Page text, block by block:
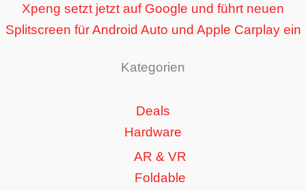
Xpeng setzt jetzt auf Google und führt neuen
Splitscreen für Android Auto und Apple Carplay ein
Kategorien
Deals
Hardware
AR & VR
Foldable